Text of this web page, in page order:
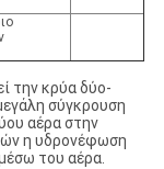
την κρύα δύο-
σύγκρουση
αέρα στην
η υδρονέφωση
του αέρα.